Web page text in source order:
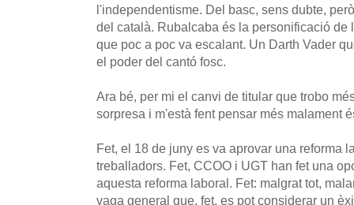
l'independentisme. Del basc, sens dubte,
del català. Rubalcaba és la personificació de
que poc a poc va escalant. Un Darth Vader
el poder del cantó fosc.
Ara bé, per mi el canvi de titular que trobo
sorpresa i m'està fent pensar més malament
Fet, el 18 de juny es va aprovar una reforma
treballadors. Fet, CCOO i UGT han fet una
aquesta reforma laboral. Fet: malgrat tot,
vaga general que, fet, es pot considerar un